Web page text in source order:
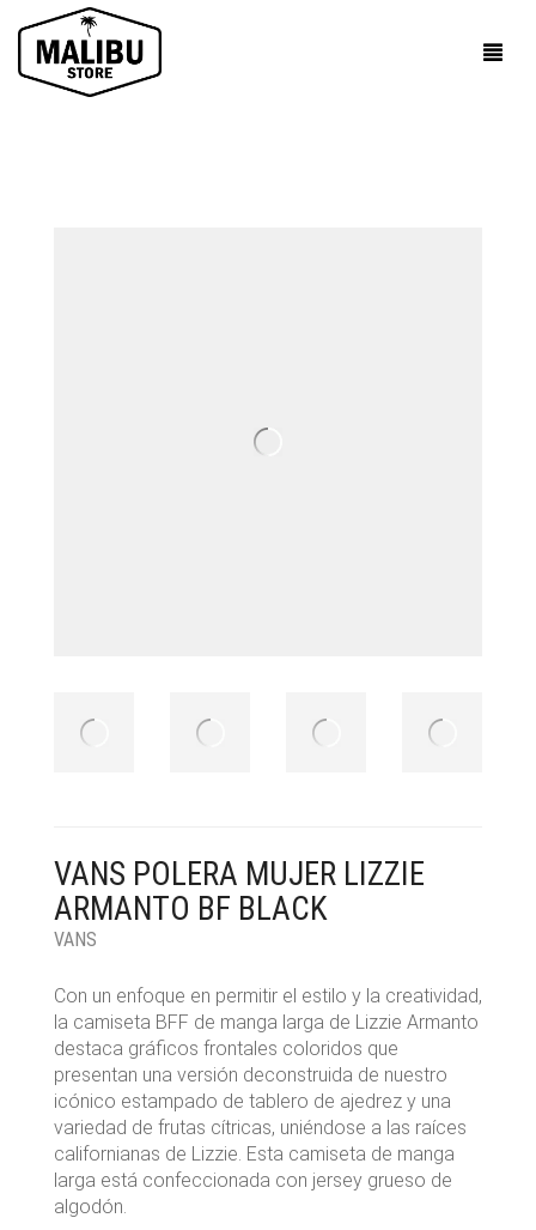
VANS POLERA MUJER LIZZIE
ARMANTO BF BLACK
VANS
Con un enfoque en permitir el estilo y la creatividad,
la camiseta BFF de manga larga de Lizzie Armanto
destaca gráficos frontales coloridos que
presentan una versión deconstruida de nuestro
icónico estampado de tablero de ajedrez y una
variedad de frutas cítricas, uniéndose a las raíces
californianas de Lizzie. Esta camiseta de manga
larga está confeccionada con jersey grueso de
algodón.